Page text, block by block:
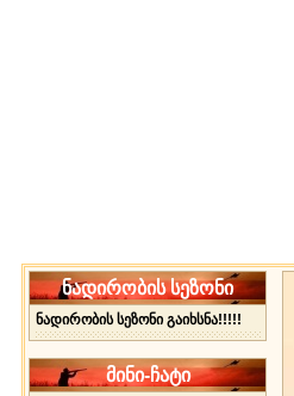
ნადირობის სეზონი
ნადირობის სეზონი გაიხსნა!!!!!
მინი-ჩატი